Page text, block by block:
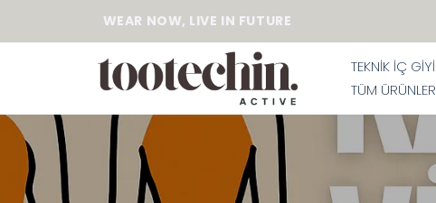
WEAR NOW, LIVE IN FUTURE
TEKNİK İÇ
TÜM ÜRÜNLER